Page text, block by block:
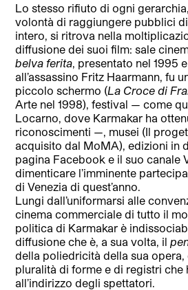
Lo stesso rifiuto di ogni
volontà di raggiungere pubblici
intero, si ritrova nella
diffusione dei suoi film: sale
belva ferita, presentato nel 1995
all’assassino Fritz Haarmann, fu
piccolo schermo (La Croce di
Arte nel 1998), festival — come
Locarno, dove Karmakar ha
riconoscimenti —, musei (Il
acquisito dal MoMA), edizioni in
pagina Facebook e il suo canale
dimenticare l’imminente
di Venezia di quest’anno.
Lungi dall’uniformarsi alle
cinema commerciale di tutto il
politica di Karmakar è
diffusione che è, a sua volta, il
della poliedricità della sua opera,
pluralità di forme e di registri che
all’indirizzo degli spettatori.